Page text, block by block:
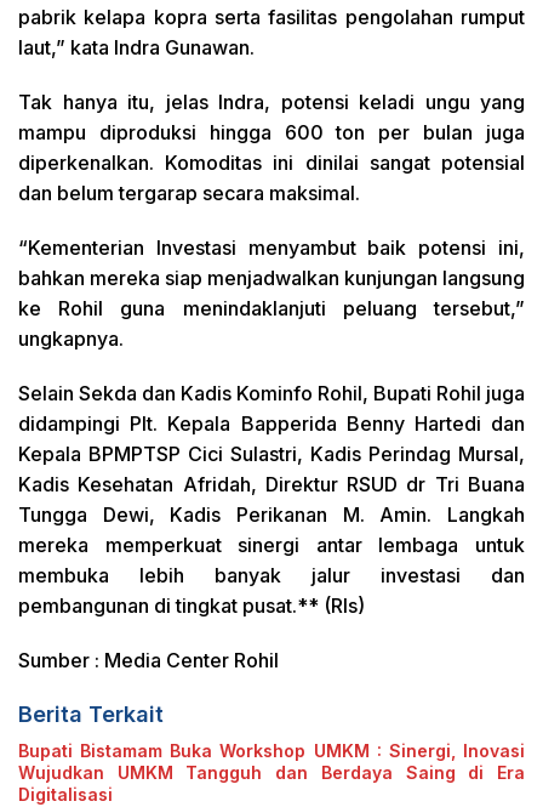
pabrik kelapa kopra serta fasilitas pengolahan rumput
laut,” kata Indra Gunawan.
Tak hanya itu, jelas Indra, potensi keladi ungu yang
mampu diproduksi hingga 600 ton per bulan juga
diperkenalkan. Komoditas ini dinilai sangat potensial
dan belum tergarap secara maksimal.
“Kementerian Investasi menyambut baik potensi ini,
bahkan mereka siap menjadwalkan kunjungan langsung
ke Rohil guna menindaklanjuti peluang tersebut,”
ungkapnya.
Selain Sekda dan Kadis Kominfo Rohil, Bupati Rohil juga
didampingi Plt. Kepala Bapperida Benny Hartedi dan
Kepala BPMPTSP Cici Sulastri, Kadis Perindag Mursal,
Kadis Kesehatan Afridah, Direktur RSUD dr Tri Buana
Tungga Dewi, Kadis Perikanan M. Amin. Langkah
mereka memperkuat sinergi antar lembaga untuk
membuka lebih banyak jalur investasi dan
pembangunan di tingkat pusat.** (Rls)
Sumber : Media Center Rohil
Berita Terkait
Bupati Bistamam Buka Workshop UMKM : Sinergi, Inovasi
Wujudkan UMKM Tangguh dan Berdaya Saing di Era
Digitalisasi